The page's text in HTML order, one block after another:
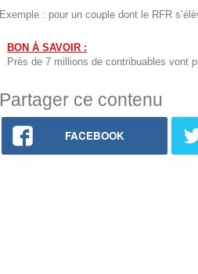
Exemple : pour un couple dont le RFR
BON À SAVOIR :
Près de 7 millions de contribuables vont
Partager ce contenu
FACEBOOK